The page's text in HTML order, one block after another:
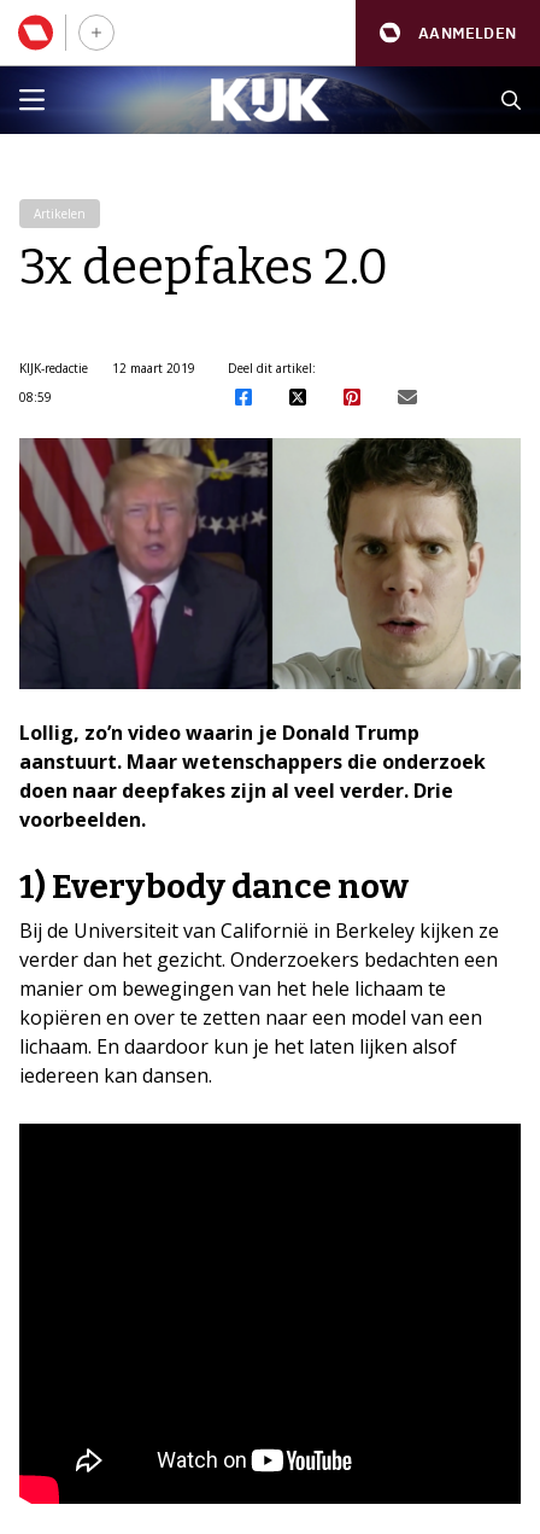
AANMELDEN
Artikelen
3x deepfakes 2.0
KIJK-redactie
12 maart 2019
08:59
Deel dit artikel:
Lollig, zo’n video waarin je Donald Trump
aanstuurt. Maar wetenschappers die onderzoek
doen naar deepfakes zijn al veel verder. Drie
voorbeelden.
1) Everybody dance now
Bij de Universiteit van Californië in Berkeley kijken ze
verder dan het gezicht. Onderzoekers bedachten een
manier om bewegingen van het hele lichaam te
kopiëren en over te zetten naar een model van een
lichaam. En daardoor kun je het laten lijken alsof
iedereen kan dansen.